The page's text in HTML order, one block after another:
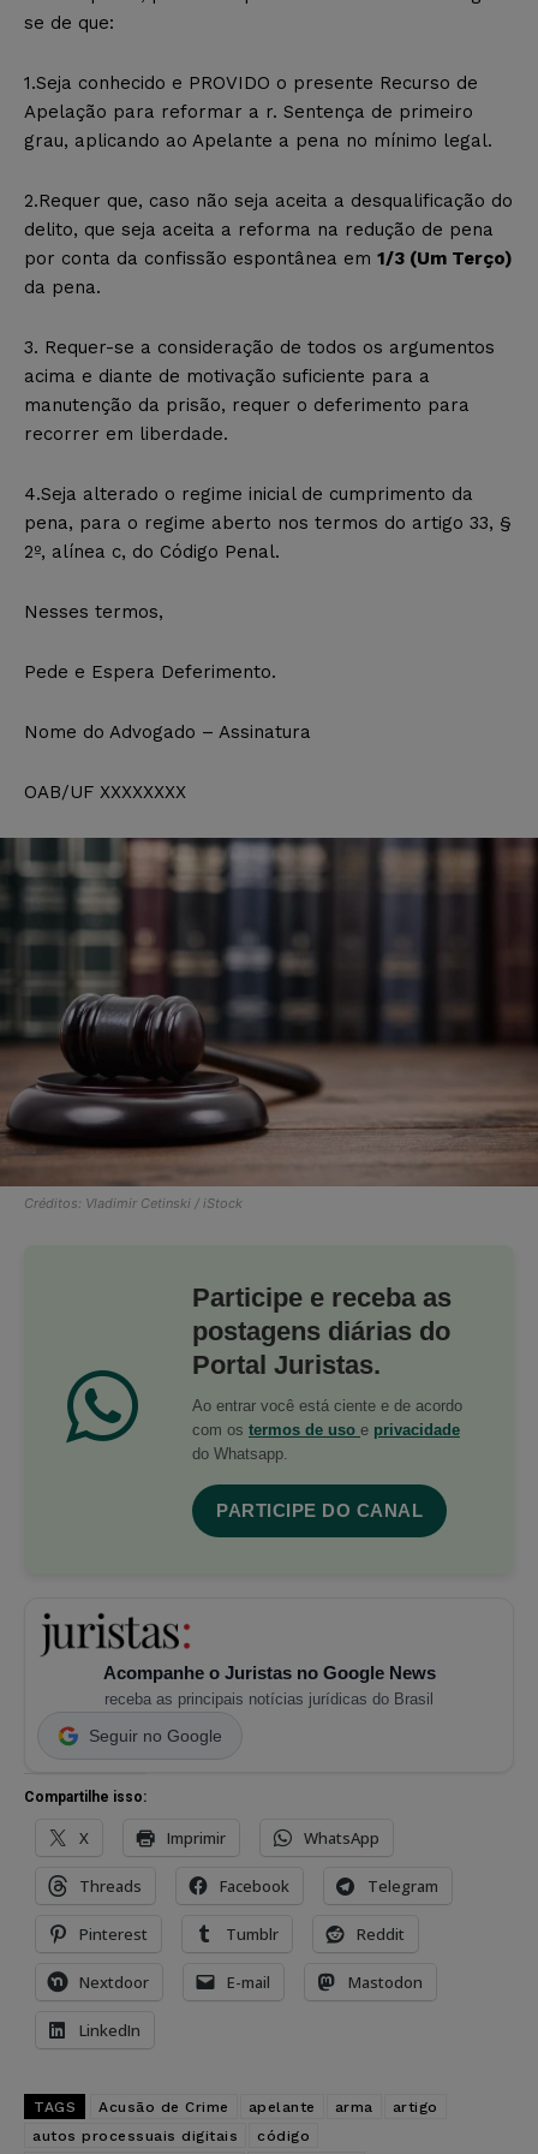
se de que:
1.Seja conhecido e PROVIDO o presente Recurso de
Apelação para reformar a r. Sentença de primeiro
grau, aplicando ao Apelante a pena no mínimo legal.
2.Requer que, caso não seja aceita a desqualificação do
delito, que seja aceita a reforma na redução de pena
por conta da confissão espontânea em 1/3 (Um Terço)
da pena.
3. Requer-se a consideração de todos os argumentos
acima e diante de motivação suficiente para a
manutenção da prisão, requer o deferimento para
recorrer em liberdade.
4.Seja alterado o regime inicial de cumprimento da
pena, para o regime aberto nos termos do artigo 33, §
2º, alínea c, do Código Penal.
Nesses termos,
Pede e Espera Deferimento.
Nome do Advogado – Assinatura
OAB/UF XXXXXXXX
Créditos: Vladimir Cetinski / iStock
Participe e receba as
postagens diárias do
Portal Juristas.
Ao entrar você está ciente e de acordo
com os termos de uso e privacidade
do Whatsapp.
PARTICIPE DO CANAL
Acompanhe o Juristas no Google News
receba as principais notícias jurídicas do Brasil
Seguir no Google
Compartilhe isso:
X Imprimir WhatsApp
Threads Facebook Telegram
Pinterest Tumblr Reddit
Nextdoor E-mail Mastodon
LinkedIn
TAGS Acusão de Crime apelante arma
artigo
autos processuais digitais
código